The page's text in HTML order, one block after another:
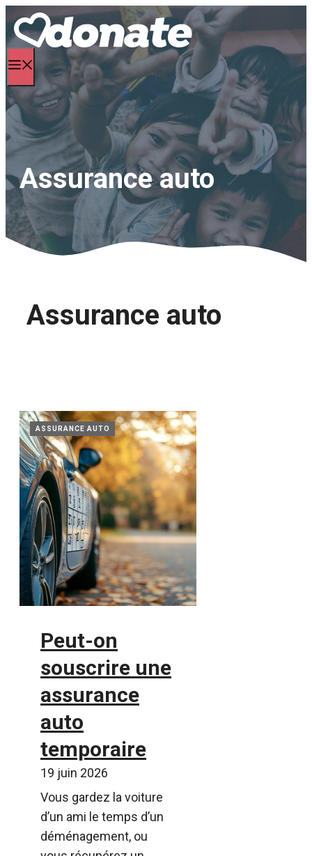
Aller
au
contenu
Menu
Assurance auto
Assurance auto
ASSURANCE AUTO
Peut-on
souscrire une
assurance
auto
temporaire
19 juin 2026
Vous gardez la voiture
d’un ami le temps d’un
déménagement, ou